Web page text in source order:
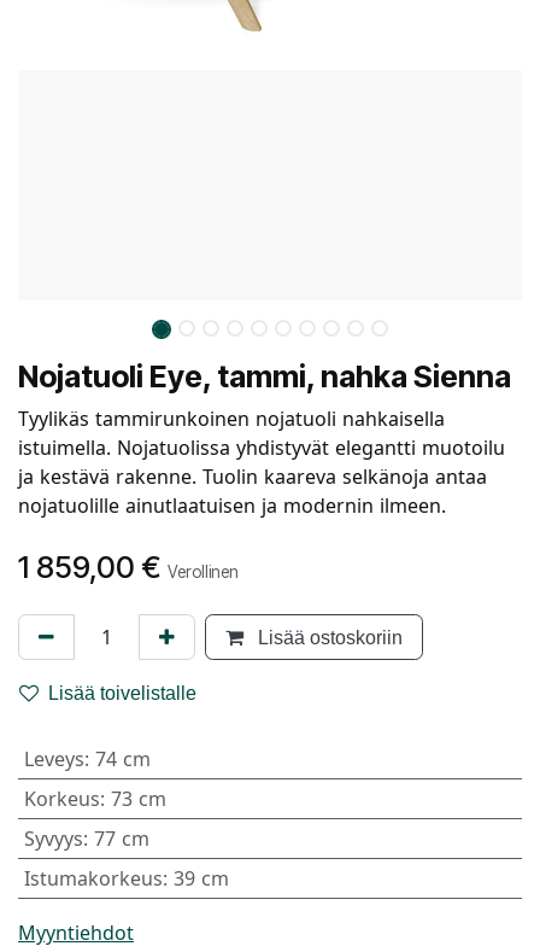
Nojatuoli Eye, tammi, nahka Sienna
Tyylikäs tammirunkoinen nojatuoli nahkaisella
istuimella. Nojatuolissa yhdistyvät elegantti muotoilu
ja kestävä rakenne. Tuolin kaareva selkänoja antaa
nojatuolille ainutlaatuisen ja modernin ilmeen.
1 859,00 € Verollinen
Lisää ostoskoriin
Lisää toivelistalle
Leveys: 74 cm
Korkeus: 73 cm
Syvyys: 77 cm
Istumakorkeus: 39 cm
Myyntiehdot